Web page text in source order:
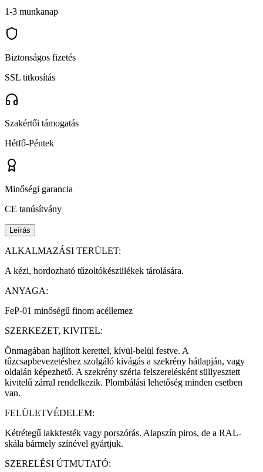
1-3 munkanap
Biztonságos fizetés
SSL titkosítás
Szakértői támogatás
Hétfő-Péntek
Minőségi garancia
CE tanúsítvány
Leírás
ALKALMAZÁSI TERÜLET:
A kézi, hordozható tűzoltókészülékek tárolására.
ANYAGA:
FeP-01 minőségű finom acéllemez
SZERKEZET, KIVITEL:
Önmagában hajlított kerettel, kívül-belül festve. A
tűzcsapbevezetéshez szolgáló kivágás a szekrény hátlapján, vagy
oldalán képezhető. A szekrény széria felszerelésként süllyesztett
kivitelű zárral rendelkezik. Plombálási lehetőség minden esetben
van.
FELÜLETVÉDELEM:
Kétrétegű lakkfesték vagy porszórás. Alapszín piros, de a RAL-
skála bármely színével gyártjuk.
SZERELÉSI ÚTMUTATÓ: